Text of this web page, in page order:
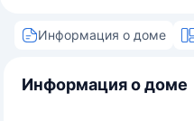
Информация о доме
Информация о доме